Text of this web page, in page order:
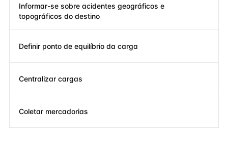
Informar-se sobre acidentes geográficos e
topográficos do destino
Definir ponto de equilíbrio da carga
Centralizar cargas
Coletar mercadorias